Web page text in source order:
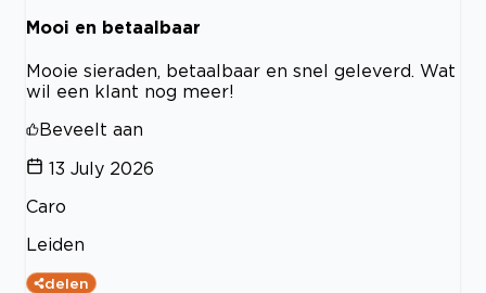
Mooi en betaalbaar
Mooie sieraden, betaalbaar en snel geleverd. Wat
wil een klant nog meer!
Beveelt aan
13 July 2026
Caro
Leiden
delen